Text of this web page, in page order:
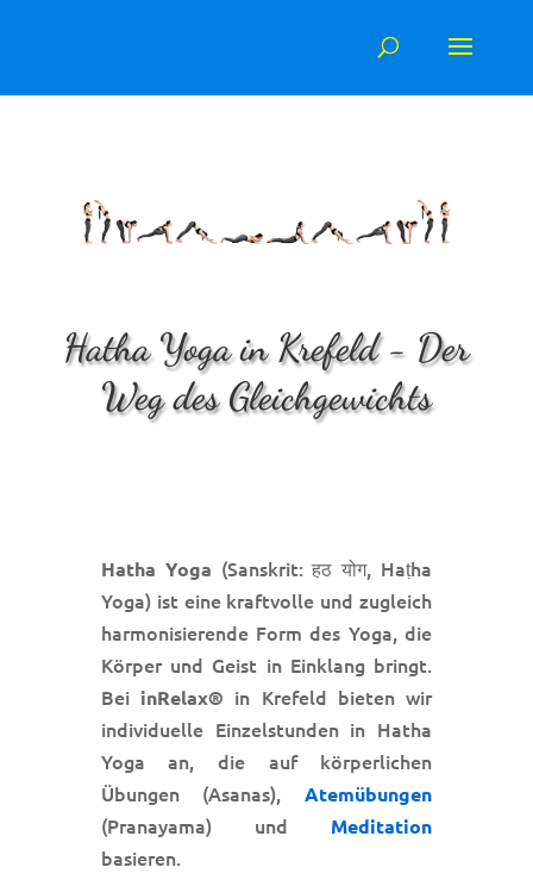
Hatha Yoga in Krefeld - Der
Weg des Gleichgewichts
Hatha Yoga (Sanskrit: हठ योग, Haṭha
Yoga) ist eine kraftvolle und zugleich
harmonisierende Form des Yoga, die
Körper und Geist in Einklang bringt.
Bei inRelax® in Krefeld bieten wir
individuelle Einzelstunden in Hatha
Yoga an, die auf körperlichen
Übungen (Asanas),Atemübungen
(Pranayama) und Meditation
basieren.